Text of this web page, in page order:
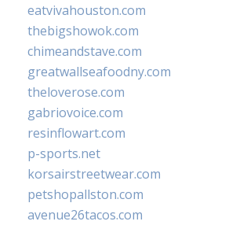
eatvivahouston.com
thebigshowok.com
chimeandstave.com
greatwallseafoodny.com
theloverose.com
gabriovoice.com
resinflowart.com
p-sports.net
korsairstreetwear.com
petshopallston.com
avenue26tacos.com